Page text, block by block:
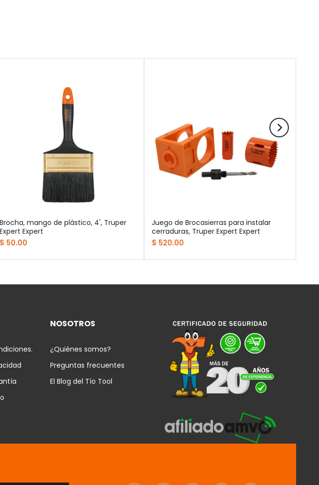
Brocha, mango de plástico, 4', Truper
Expert Expert
$ 50.00
Juego de Brocasierras para instalar
cerraduras, Truper Expert Expert
$ 520.00
NOSOTROS
¿Quiénes somos?
Preguntas frecuentes
El Blog del Tío Tool